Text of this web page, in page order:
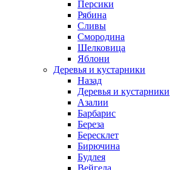
Персики
Рябина
Сливы
Смородина
Шелковица
Яблони
Деревья и кустарники
Назад
Деревья и кустарники
Азалии
Барбарис
Береза
Бересклет
Бирючина
Будлея
Вейгела